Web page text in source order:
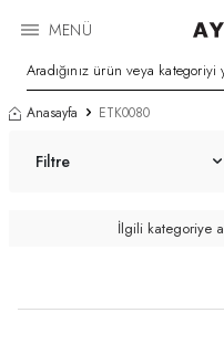
MENÜ
Anasayfa ETK0080
Filtre
İlgili kategoriye